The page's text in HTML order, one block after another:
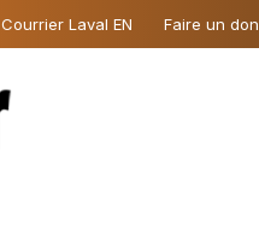
Courrier Laval EN Faire un don